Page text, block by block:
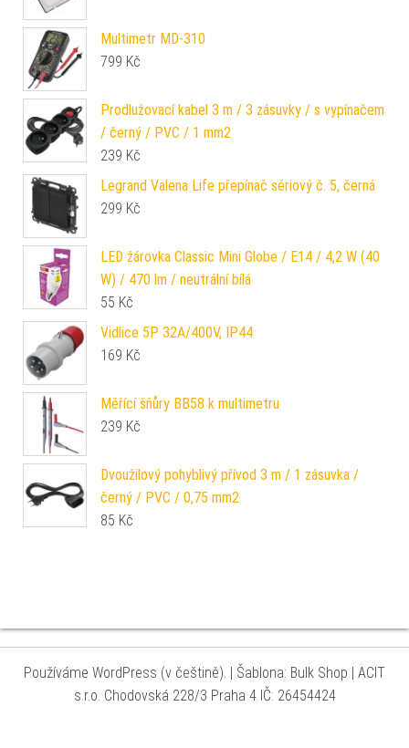
Multimetr MD-310
799 Kč
Prodlužovací kabel 3 m / 3 zásuvky / s vypínačem
/ černý / PVC / 1 mm2
239 Kč
Legrand Valena Life přepínač sériový č. 5, černá
299 Kč
LED žárovka Classic Mini Globe / E14 / 4,2 W (40
W) / 470 lm / neutrální bílá
55 Kč
Vidlice 5P 32A/400V, IP44
169 Kč
Měřící šňůry BB58 k multimetru
239 Kč
Dvoužilový pohyblivý přívod 3 m / 1 zásuvka /
černý / PVC / 0,75 mm2
85 Kč
Používáme WordPress (v češtině). | Šablona: Bulk Shop | ACIT
s.r.o. Chodovská 228/3 Praha 4 IČ: 26454424